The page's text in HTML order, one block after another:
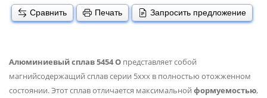
Сравнить Печать Запросить предложение
Алюминиевый сплав 5454 O представляет собой
магнийсодержащий сплав серии 5xxx в полностью отожженном
состоянии. Этот сплав отличается максимальной формуемостью,